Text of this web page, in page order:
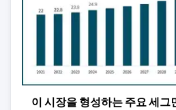
이 시장을 형성하는 주요 세그